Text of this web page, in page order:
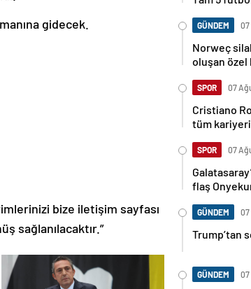
gidecek.
bize iletişim sayfası
sağlanılacaktır.”
GÜNDEM
Norweç
oluşan
SPOR 07
Cristiano
tüm
SPOR 07
flaş
GÜNDEM
Trump’tan
GÜNDEM